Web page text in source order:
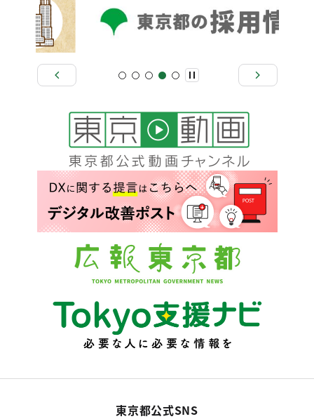
東京都公式SNS